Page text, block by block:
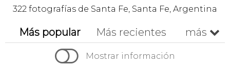
322 fotografías de Santa Fe, Santa Fe, Argentina
Más popular
Más recientes
Cronológico
más 
 Mostrar información